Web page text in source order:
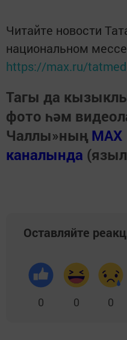
Читайте новости
национальном
https://max.ru/
Тагы да
фото һәм
Чаллы»ның MAX
каналында
Оставляйте
0 0 0